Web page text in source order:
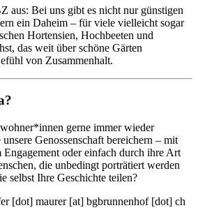
aus: Bei uns gibt es nicht nur günstigen
ein Daheim – für viele vielleicht sogar
Hortensien, Hochbeeten und
das weit über schöne Gärten
von Zusammenhalt.
gerne immer wieder
Genossenschaft bereichern – mit
oder einfach durch ihre Art
die unbedingt porträtiert werden
selbst Ihre Geschichte teilen?
[dot] maurer [at] bgbrunnenhof [dot] ch